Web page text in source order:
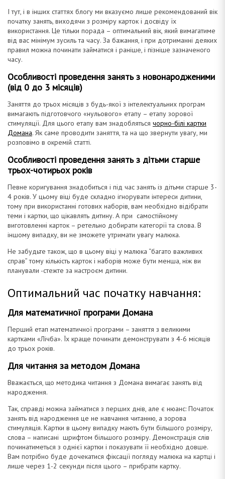
І тут, і в інших статтях блогу ми вказуємо лише рекомендований вік
початку занять, виходячи з розміру карток і досвіду їх
використання. Це тільки порада – оптимальний вік, який вимагатиме
від вас мінімум зусиль та часу. За бажання, і при дотриманні деяких
правил можна починати займатися і раніше, і пізніше зазначеного
часу.
Особливості проведення занять з новонародженими
(від 0 до 3 місяців)
Заняття до трьох місяців з будь-якої з інтелектуальних програм
вимагають підготовчого «нульового» етапу – етапу зорової
стимуляції. Для цього етапу вам знадобляться чорно-білі картки
Домана. Як саме проводити заняття, та на що звернути увагу, ми
розповімо в окремій статті.
Особливості проведення занять з дітьми старше
трьох-чотирьох років
Певне коригування знадобиться і під час занять із дітьми старше 3-
4 років. У цьому віці буде складно ігнорувати інтереси дитини,
тому при використанні готових наборів, вам необхідно відібрати
теми і картки, що цікавлять дитину. А при самостійному
виготовленні карток – ретельно добирати категорії та слова. В
іншому випадку, ви не зможете утримати увагу малюка.
Не забудьте також, що в цьому віці у малюка “багато важливих
справ” тому кількість карток і наборів може бути менша, ніж ви
планували -стежте за настроєм дитини.
Оптимальний час початку навчання:
Для математичної програми Домана
Перший етап математичної програми – заняття з великими
картками «Лічба». Їх краще починати демонструвати з 4-6 місяців
до трьох років.
Для читання за методом Домана
Вважається, що методика читання з Домана вимагає занять від
народження.
Так, справді можна займатися з перших днів, але є нюанс: Початок
занять від народження це не навчання читанню, а зорова
стимуляція. Картки в цьому випадку мають бути більшого розміру,
слова – написані шрифтом більшого розміру. Демонстрація слів
починатиметься з однієї картки і показувати її необхідно довше.
Вам потрібно буде дочекатися фіксації погляду малюка на картці і
лише через 1-2 секунди після цього – прибрати картку.